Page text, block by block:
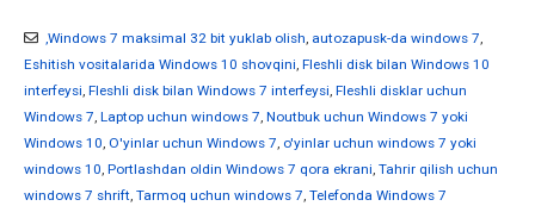
,Windows 7 maksimal 32 bit yuklab olish, autozapusk-da windows 7,
Eshitish vositalarida Windows 10 shovqini, Fleshli disk bilan Windows 10
interfeysi, Fleshli disk bilan Windows 7 interfeysi, Fleshli disklar uchun
Windows 7, Laptop uchun windows 7, Noutbuk uchun Windows 7 yoki
Windows 10, O'yinlar uchun Windows 7, o'yinlar uchun windows 7 yoki
windows 10, Portlashdan oldin Windows 7 qora ekrani, Tahrir qilish uchun
windows 7 shrift, Tarmoq uchun windows 7, Telefonda Windows 7